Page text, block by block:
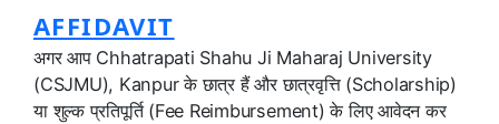
AFFIDAVIT
अगर आप Chhatrapati Shahu Ji Maharaj University
(CSJMU), Kanpur के छात्र हैं और छात्रवृत्ति (Scholarship)
या शुल्क प्रतिपूर्ति (Fee Reimbursement) के लिए आवेदन कर